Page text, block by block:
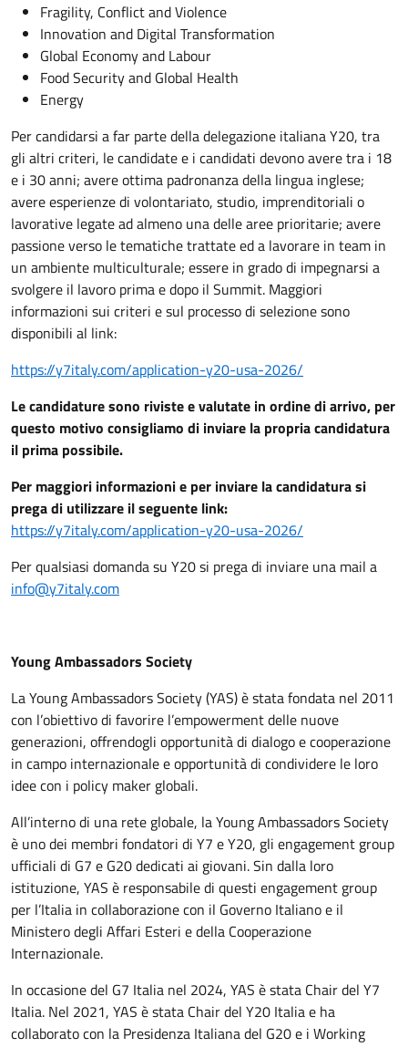
Fragility, Conflict and Violence
Innovation and Digital Transformation
Global Economy and Labour
Food Security and Global Health
Energy
Per candidarsi a far parte della delegazione italiana Y20, tra
gli altri criteri, le candidate e i candidati devono avere tra i 18
e i 30 anni; avere ottima padronanza della lingua inglese;
avere esperienze di volontariato, studio, imprenditoriali o
lavorative legate ad almeno una delle aree prioritarie; avere
passione verso le tematiche trattate ed a lavorare in team in
un ambiente multiculturale; essere in grado di impegnarsi a
svolgere il lavoro prima e dopo il Summit. Maggiori
informazioni sui criteri e sul processo di selezione sono
disponibili al link:
https://y7italy.com/application-y20-usa-2026/
Le candidature sono riviste e valutate in ordine di arrivo, per
questo motivo consigliamo di inviare la propria candidatura
il prima possibile.
Per maggiori informazioni e per inviare la candidatura si
prega di utilizzare il seguente link:
https://y7italy.com/application-y20-usa-2026/
Per qualsiasi domanda su Y20 si prega di inviare una mail a
info@y7italy.com
Young Ambassadors Society
La Young Ambassadors Society (YAS) è stata fondata nel 2011
con l’obiettivo di favorire l’empowerment delle nuove
generazioni, offrendogli opportunità di dialogo e cooperazione
in campo internazionale e opportunità di condividere le loro
idee con i policy maker globali.
All’interno di una rete globale, la Young Ambassadors Society
è uno dei membri fondatori di Y7 e Y20, gli engagement group
ufficiali di G7 e G20 dedicati ai giovani. Sin dalla loro
istituzione, YAS è responsabile di questi engagement group
per l’Italia in collaborazione con il Governo Italiano e il
Ministero degli Affari Esteri e della Cooperazione
Internazionale.
In occasione del G7 Italia nel 2024, YAS è stata Chair del Y7
Italia. Nel 2021, YAS è stata Chair del Y20 Italia e ha
collaborato con la Presidenza Italiana del G20 e i Working